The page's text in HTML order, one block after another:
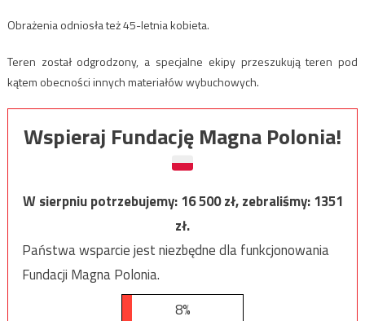
Obrażenia odniosła też 45-letnia kobieta.
Teren został odgrodzony, a specjalne ekipy przeszukują teren pod
kątem obecności innych materiałów wybuchowych.
Wspieraj Fundację Magna Polonia!
W sierpniu potrzebujemy:16 500zł, zebraliśmy:1351
zł.
Państwa wsparcie jest niezbędne dla funkcjonowania
Fundacji Magna Polonia.
8%